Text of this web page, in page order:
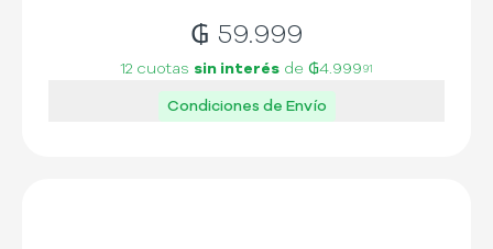
₲ 59.999
12 cuotas sin interés de ₲4.999 91
Condiciones de Envío